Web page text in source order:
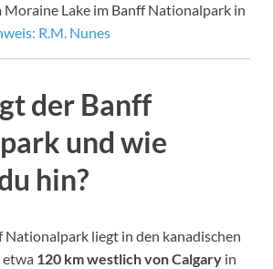
Moraine Lake im Banff Nationalpark in
R.M. Nunes
der Banff
und wie
hin?
Nationalpark liegt in den kanadischen
etwa 120 km westlich von Calgary in